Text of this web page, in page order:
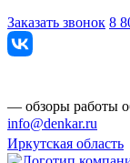
Заказать звонок 8
— обзоры работы
info@denkar.ru
Иркутская область